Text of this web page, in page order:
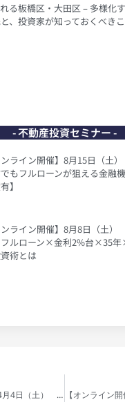
る板橋区・大田区 – 多様化
、投資家が知っておくべき
- 不動産投資セミナー -
ンライン開催】8月15日（土
もフルローンが狙える金融
】
ンライン開催】8月8日（土
フルローン×金利2%台×35
術とは
【オンライン開催】4月4日（土） -年間1000万円以上の節税も可能”収益不動産の税金戦略”【節税×資産形成】